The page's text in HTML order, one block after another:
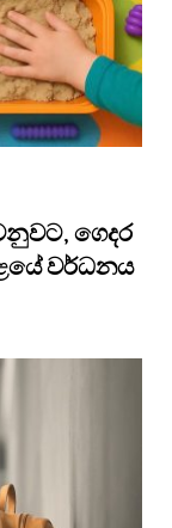
ගෙදර
වර්ධනය